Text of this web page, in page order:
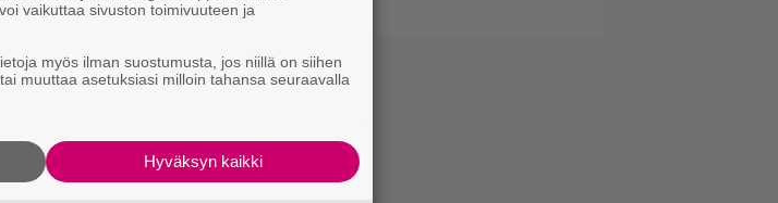
vaikuttaa sivuston toimivuuteen ja
myös ilman suostumusta, jos niillä on siihen
muuttaa asetuksiasi milloin tahansa seuraavalla
Hyväksyn kaikki